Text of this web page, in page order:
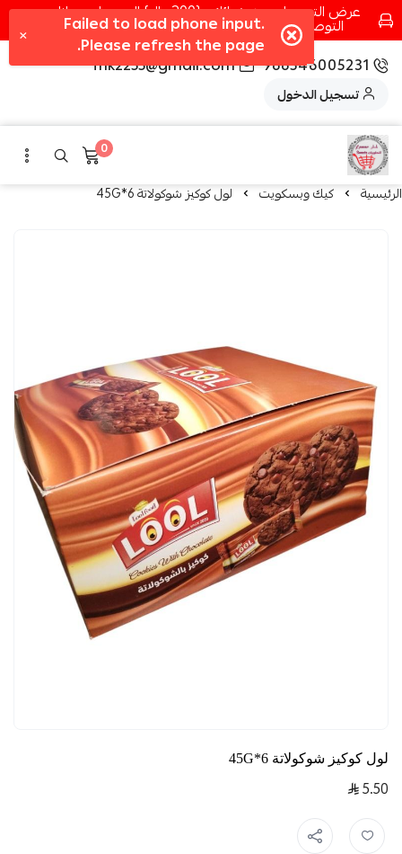
عرض التوصيل عند شرائك بـ{200ريال} التوصيل مجانا
التوصيل في مكه فقط كل اسبوع اصناف جديدة
966546005231
fhk2255@gmail.com
تسجيل الدخول
0
الرئيسية كيك وبسكويت لول كوكيز شوكولاتة 6*45G
لول كوكيز شوكولاتة 6*45G
5.50